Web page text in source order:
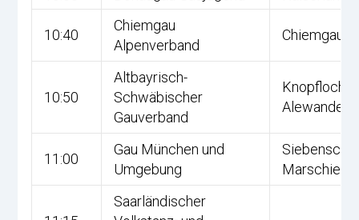
10:40
Chiemgau
Alpenverband
10:50
Altbayrisch-
Schwäbischer
Gauverband
Knopfloch,
Alewander
11:00
Gau München und
Umgebung
Saarländischer